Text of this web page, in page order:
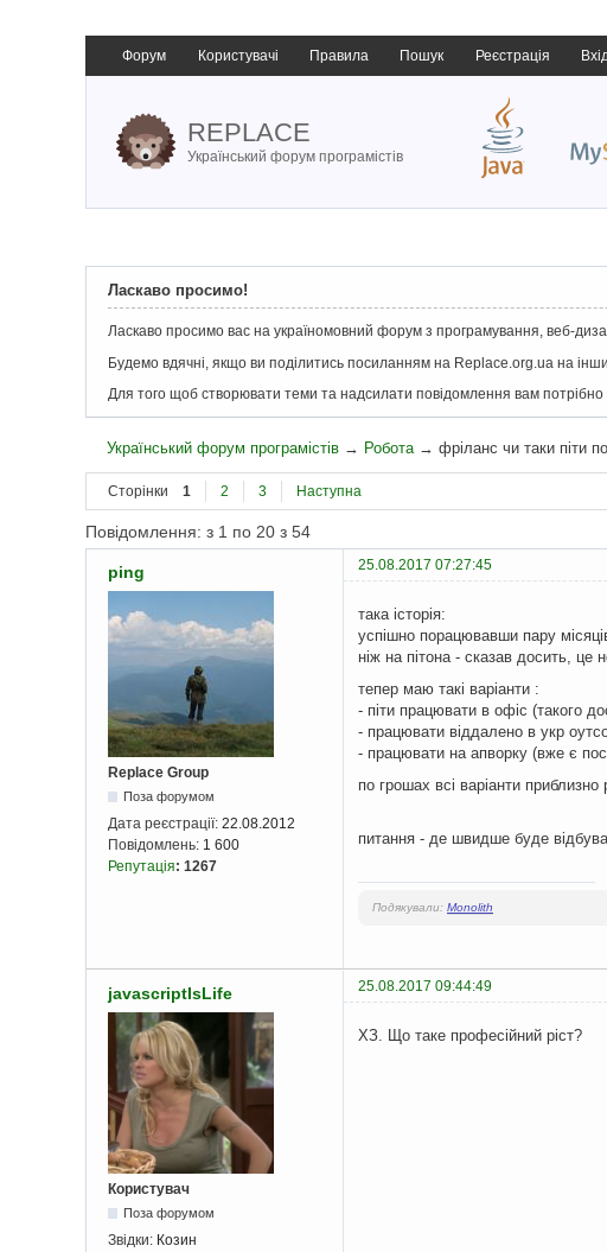
Форум Користувачі Правила Пошук Реєстрація
REPLACE
Український форум програмістів
Ласкаво просимо!
Ласкаво просимо вас на україномовний форум з програмування, веб-
Будемо вдячні, якщо ви поділитись посиланням на Replace.org.ua на
Для того щоб створювати теми та надсилати повідомлення вам потрібно
Український форум програмістів → Робота →фріланс чи таки піти
Сторінки 1 2 3 Наступна
Повідомлення: з 1 по 20 з 54
ping 25.08.2017 07:27:45
Replace Group
Поза форумом
Дата реєстрації: 22.08.2012
Повідомлень: 1 600
Репутація: 1267
така історія:
успішно порацювавши пару
ніж на пітона - сказав досить, це
тепер маю такі варіанти :
- піти працювати в офіс (такого
- працювати віддалено в укр
- працювати на апворку (вже є
по грошах всі варіанти приблизно
питання - де швидше буде
Подякували: Monolith
javascriptIsLife 25.08.2017 09:44:49
Користувач
Поза форумом
Звідки: Козин
ХЗ. Що таке професійний ріст?